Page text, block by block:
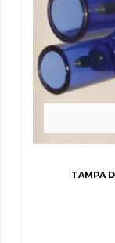
TAMPA